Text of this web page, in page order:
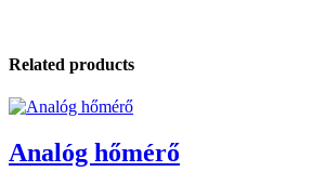
Related products
Analóg hőmérő